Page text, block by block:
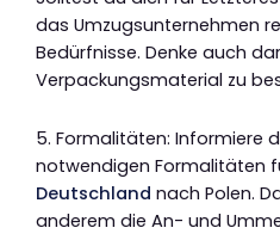
das Umzugsunternehmen
Bedürfnisse. Denke auch
Verpackungsmaterial zu
5. Formalitäten: Informiere
notwendigen Formalitäten
Deutschland nach Polen.
anderem die An- und